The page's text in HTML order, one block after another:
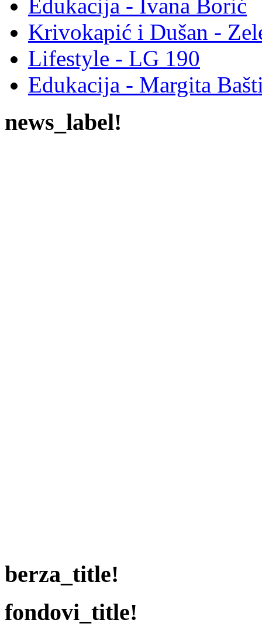
Edukacija - Ivana Borić
Krivokapić i Dušan -
Lifestyle - LG 190
Edukacija - Margita
news_label!
berza_title!
fondovi_title!